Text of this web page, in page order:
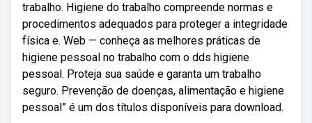
trabalho. Higiene do trabalho compreende normas e
procedimentos adequados para proteger a integridade
física e. Web — conheça as melhores práticas de
higiene pessoal no trabalho com o dds higiene
pessoal. Proteja sua saúde e garanta um trabalho
seguro. Prevenção de doenças, alimentação e higiene
pessoal” é um dos títulos disponíveis para download.